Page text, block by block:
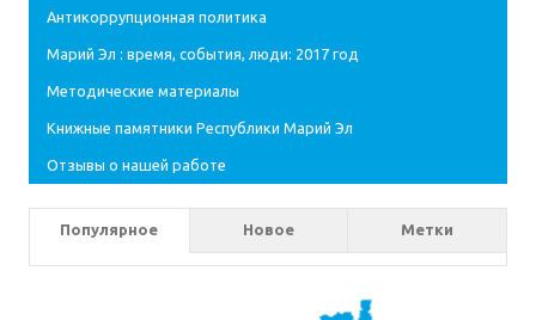
Антикоррупционная политика
Марий Эл : время, события, люди: 2017 год
Методические материалы
Книжные памятники Республики Марий Эл
Отзывы о нашей работе
Популярное Новое Метки